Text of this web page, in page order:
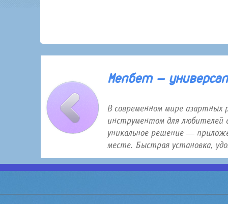
Мелбет —
В современном мире азартных
инструментом для любителей
уникальное решение —
месте. Быстрая установка,